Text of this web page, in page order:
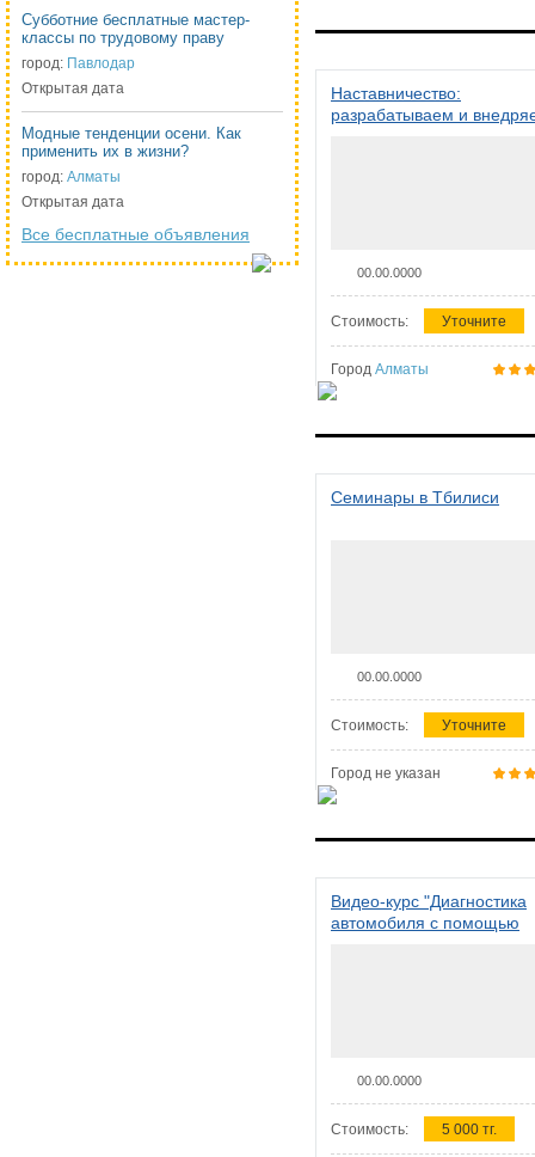
Субботние бесплатные мастер-
классы по трудовому праву
город: Павлодар
Открытая дата
Модные тенденции осени. Как
применить их в жизни?
город: Алматы
Открытая дата
Все бесплатные объявления
Наставничество:
разрабатываем и
00.00.0000
Стоимость: Уточните
Город Алматы
Семинары в Тбилиси
00.00.0000
Стоимость: Уточните
Город не указан
Видео-курс "Диагностика
автомобиля с помощью
00.00.0000
Стоимость: 5 000 тг.